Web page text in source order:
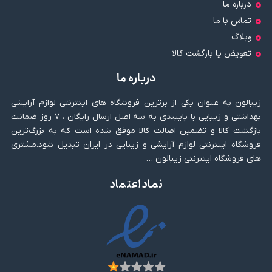
درباره ما
تماس با ما
وبلاگ
تعویض یا بازگشت کالا
درباره ما
زیبالون به عنوان یکی از برترین فروشگاه های اینترنتی لوازم آرایشی
بهداشتی و زیبایی با پایبندی به سه اصل ارسال رایگان ، ۷ روز ضمانت
بازگشت کالا و تضمین اصالت کالا موفق شده است که به بزرگ‌ترین
فروشگاه اینترنتی لوازم آرایشی و زیبایی در ایران تبدیل شود.مشتری
های فروشگاه اینترنتی زیبالون …
نماد اعتماد